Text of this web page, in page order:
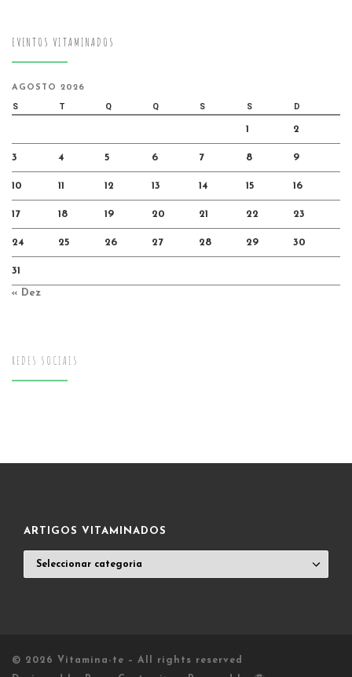
EVENTOS VITAMINADOS
AGOSTO 2026
S T Q Q S S D
1 2
3 4 5 6 7 8 9
10 11 12 13 14 15 16
17 18 19 20 21 22 23
24 25 26 27 28 29 30
31
« Dez
REDES SOCIAIS
ARTIGOS VITAMINADOS
VITAMINADOS
© 2026 Vitamina-te – All rights reserved